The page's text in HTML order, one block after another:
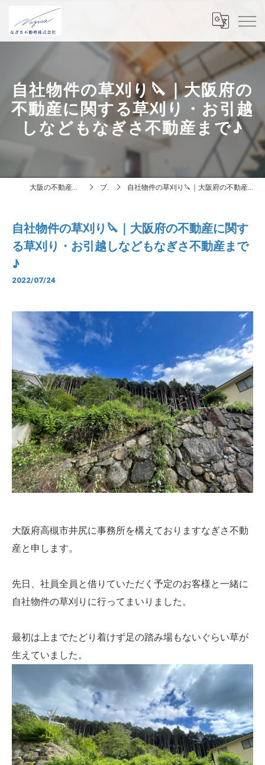
自社物件の草刈り🔪｜大阪府の
不動産に関する草刈り・お引越
しなどもなぎさ不動産まで♪
大阪の不動産はなぎさ不動産株式会社 ブログ 自社物件の草刈り🔪｜大阪府の不動産に関する草刈り・お引越しなどもなぎさ不動産まで♪
自社物件の草刈り🔪｜大阪府の不動産に関す
る草刈り・お引越しなどもなぎさ不動産まで
♪
2022/07/24
大阪府高槻市井尻に事務所を構えておりますなぎさ不動
産と申します。
先日、社員全員と借りていただく予定のお客様と一緒に
自社物件の草刈りに行ってまいりました。
最初は上までたどり着けず足の踏み場もないぐらい草が
生えていました。